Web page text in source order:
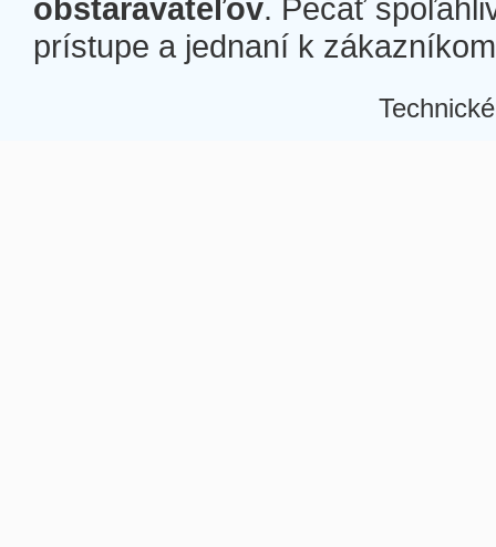
obstarávateľov. Pečať
prístupe a jednaní k